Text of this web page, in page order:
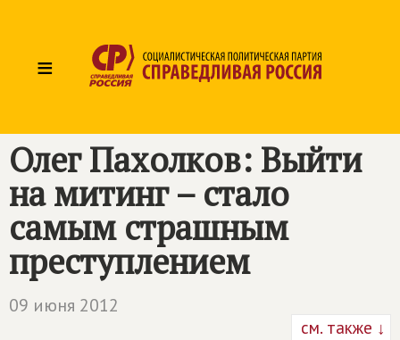
≡
Олег Пахолков: Выйти
на митинг – стало
самым страшным
преступлением
09 июня 2012
см. также ↓